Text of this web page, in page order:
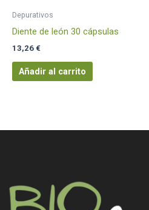
Depurativos
Diente de león 30 cápsulas
13,26 €
Añadir al carrito